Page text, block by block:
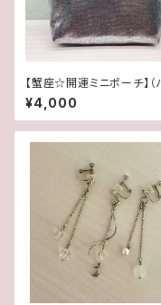
【蟹座☆開運ミニポーチ】（
ーストーンブレス専用にも最
¥4,000